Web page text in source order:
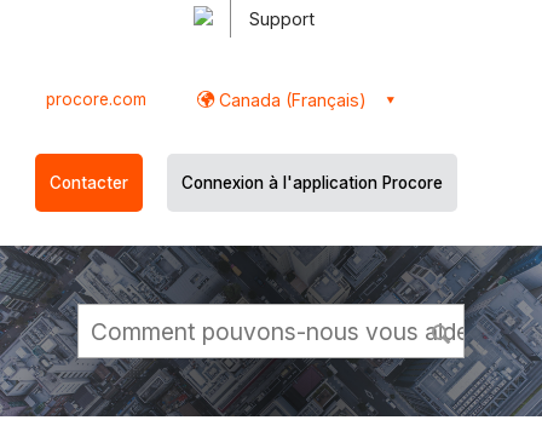
Support
procore.com Canada (Français)
Contacter Connexion à l'application Procore